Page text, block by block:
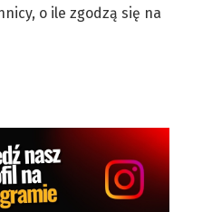
o ile zgodzą się na